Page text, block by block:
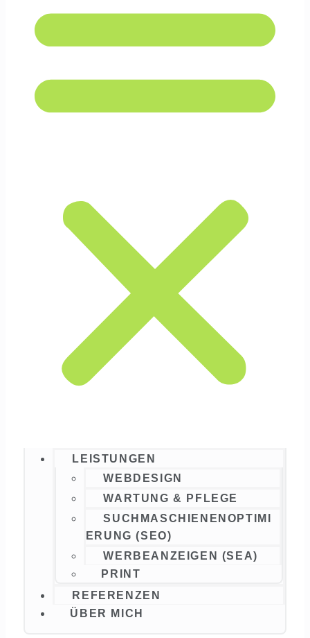
LEISTUNGEN
WEBDESIGN
WARTUNG & PFLEGE
SUCHMASCHIENENOPTIMI
ERUNG (SEO)
WERBEANZEIGEN (SEA)
PRINT
REFERENZEN
ÜBER MICH